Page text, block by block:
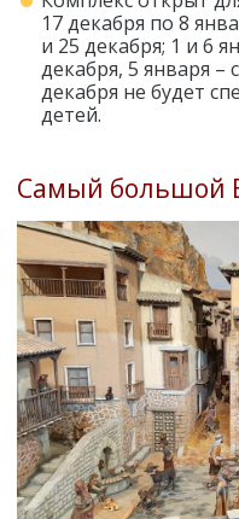
17 декабря по 8
и 25 декабря; 1 и 6
декабря, 5 января –
декабря не будет
детей.
Самый большой